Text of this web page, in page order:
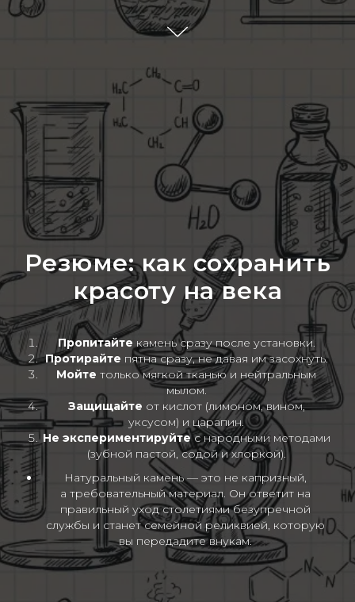
Резюме: как сохранить
красоту на века
Пропитайте камень сразу после установки.
Протирайте пятна сразу, не давая им засохнуть.
Мойте только мягкой тканью и нейтральным
мылом.
Защищайте от кислот (лимоном, вином,
уксусом) и царапин.
Не экспериментируйтес народными методами
(зубной пастой, содой и хлоркой).
Натуральный камень — это не капризный,
а требовательныйматериал. Он ответит на
правильный уход столетиями безупречной
службы и станет семейной реликвией, которую
вы передадите внукам.